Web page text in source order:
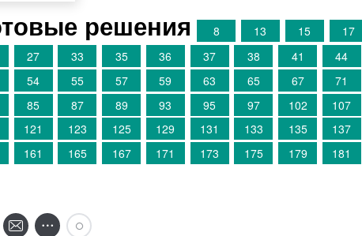
решения 8 13 15 17
27 33 35 36 37 38 41 44
54 55 57 59 63 65 67 71
85 87 89 93 95 97 102 107
121 123 125 129 131 133 135 137
161 165 167 171 173 175 179 181